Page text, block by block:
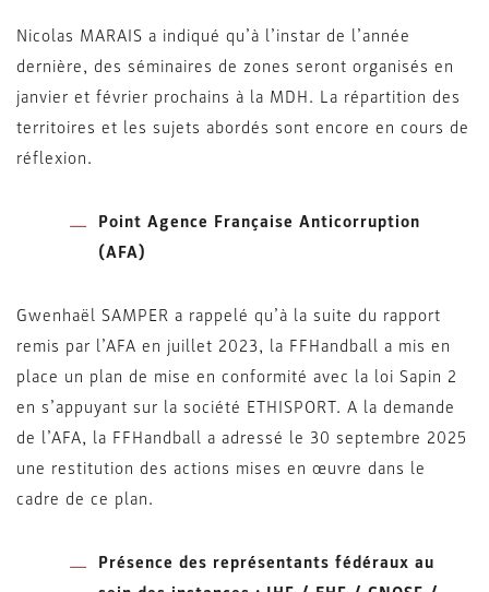
Nicolas MARAIS a indiqué qu’à l’instar de l’année
dernière, des séminaires de zones seront organisés en
janvier et février prochains à la MDH. La répartition des
territoires et les sujets abordés sont encore en cours de
réflexion.
Point Agence Française Anticorruption
(AFA)
Gwenhaël SAMPER a rappelé qu’à la suite du rapport
remis par l’AFA en juillet 2023, la FFHandball a mis en
place un plan de mise en conformité avec la loi Sapin 2
en s’appuyant sur la société ETHISPORT. A la demande
de l’AFA, la FFHandball a adressé le 30 septembre 2025
une restitution des actions mises en œuvre dans le
cadre de ce plan.
Présence des représentants fédéraux au